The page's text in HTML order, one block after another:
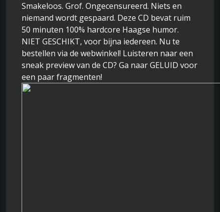
Smakeloos. Grof. Ongecensureerd. Niets en
niemand wordt gespaard. Deze CD bevat ruim
50 minuten 100% hardcore Haagse humor.
NIET GESCHIKT, voor bijna iedereen. Nu te
bestellen via de webwinkel! Luisteren naar een
sneak preview van de CD? Ga naar GELUID voor
een paar fragmenten!